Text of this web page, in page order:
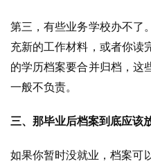
第三，有些业务学校办不了
充新的工作材料，或者你读
的学历档案要合并归档，这
一般不负责。
三、那毕业后档案到底应该
如果你暂时没就业，档案可